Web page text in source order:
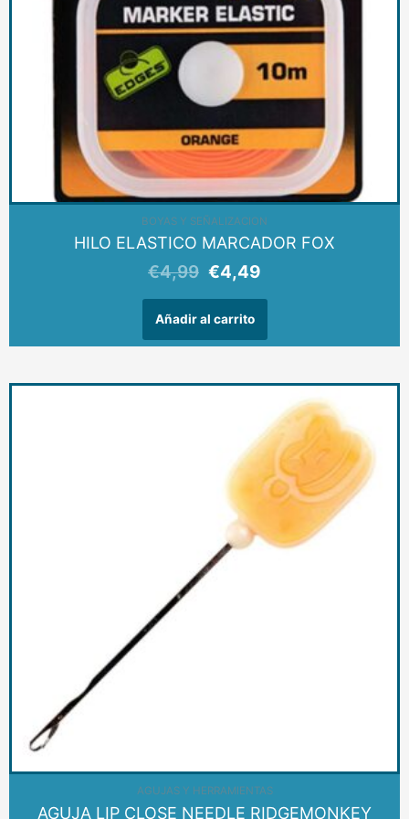
BOYAS Y SEÑALIZACION
HILO ELASTICO MARCADOR FOX
€4,99 €4,49
Añadir al carrito
AGUJAS Y HERRAMIENTAS
AGUJA LIP CLOSE NEEDLE RIDGEMONKEY